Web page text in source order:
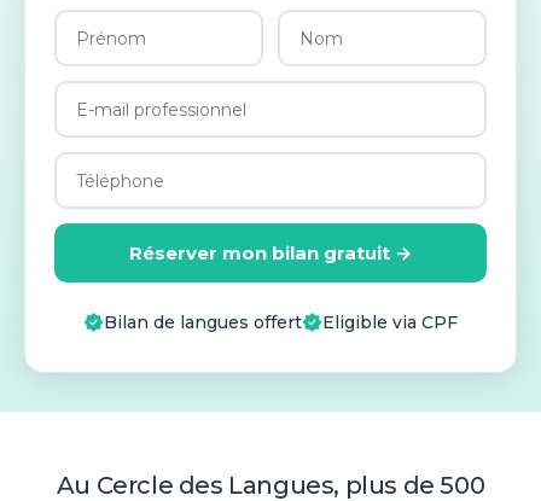
Réserver mon bilan gratuit →
Bilan de langues offert Eligible via CPF
Au Cercle des Langues, plus de 500